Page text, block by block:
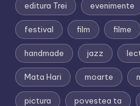
editura Trei evenimente
festival film filme
handmade jazz
Mata Hari moarte
pictura povestea ta